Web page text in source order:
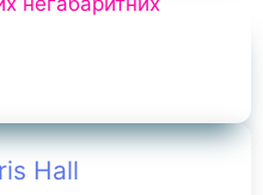
Hall